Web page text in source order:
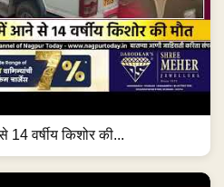
वर्षीय किशोर की...